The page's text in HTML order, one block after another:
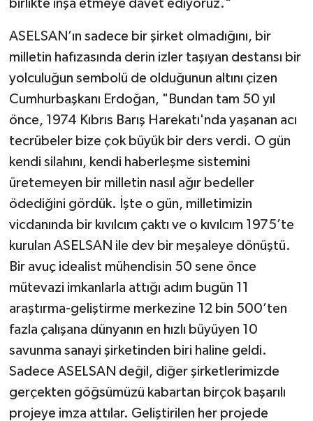
birlikte inşa etmeye davet ediyoruz."
ASELSAN’ın sadece bir şirket olmadığını, bir
milletin hafızasında derin izler taşıyan destansı bir
yolculuğun sembolü de olduğunun altını çizen
Cumhurbaşkanı Erdoğan, "Bundan tam 50 yıl
önce, 1974 Kıbrıs Barış Harekatı'nda yaşanan acı
tecrübeler bize çok büyük bir ders verdi. O gün
kendi silahını, kendi haberleşme sistemini
üretemeyen bir milletin nasıl ağır bedeller
ödediğini gördük. İşte o gün, milletimizin
vicdanında bir kıvılcım çaktı ve o kıvılcım 1975’te
kurulan ASELSAN ile dev bir meşaleye dönüştü.
Bir avuç idealist mühendisin 50 sene önce
mütevazi imkanlarla attığı adım bugün 11
araştırma-geliştirme merkezine 12 bin 500’ten
fazla çalışana dünyanın en hızlı büyüyen 10
savunma sanayi şirketinden biri haline geldi.
Sadece ASELSAN değil, diğer şirketlerimizde
gerçekten göğsümüzü kabartan birçok başarılı
projeye imza attılar. Geliştirilen her projede